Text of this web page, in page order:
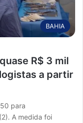
BAHIA
R$ 3 mil
a partir
para
A medida foi